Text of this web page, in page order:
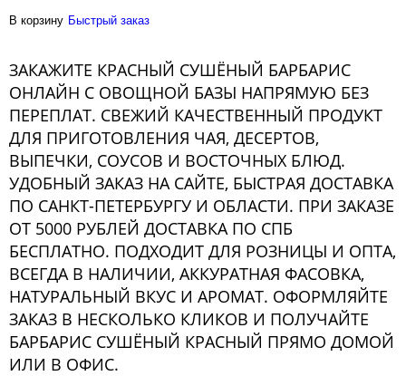
В корзину Быстрый заказ
ЗАКАЖИТЕ КРАСНЫЙ СУШЁНЫЙ БАРБАРИС
ОНЛАЙН С ОВОЩНОЙ БАЗЫ НАПРЯМУЮ БЕЗ
ПЕРЕПЛАТ. СВЕЖИЙ КАЧЕСТВЕННЫЙ ПРОДУКТ
ДЛЯ ПРИГОТОВЛЕНИЯ ЧАЯ, ДЕСЕРТОВ,
ВЫПЕЧКИ, СОУСОВ И ВОСТОЧНЫХ БЛЮД.
УДОБНЫЙ ЗАКАЗ НА САЙТЕ, БЫСТРАЯ ДОСТАВКА
ПО САНКТ-ПЕТЕРБУРГУ И ОБЛАСТИ. ПРИ ЗАКАЗЕ
ОТ 5000 РУБЛЕЙ ДОСТАВКА ПО СПБ
БЕСПЛАТНО. ПОДХОДИТ ДЛЯ РОЗНИЦЫ И ОПТА,
ВСЕГДА В НАЛИЧИИ, АККУРАТНАЯ ФАСОВКА,
НАТУРАЛЬНЫЙ ВКУС И АРОМАТ. ОФОРМЛЯЙТЕ
ЗАКАЗ В НЕСКОЛЬКО КЛИКОВ И ПОЛУЧАЙТЕ
БАРБАРИС СУШЁНЫЙ КРАСНЫЙ ПРЯМО ДОМОЙ
ИЛИ В ОФИС.